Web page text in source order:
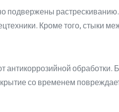
подвержены
Кроме того, стыки
антикоррозийной
со временем